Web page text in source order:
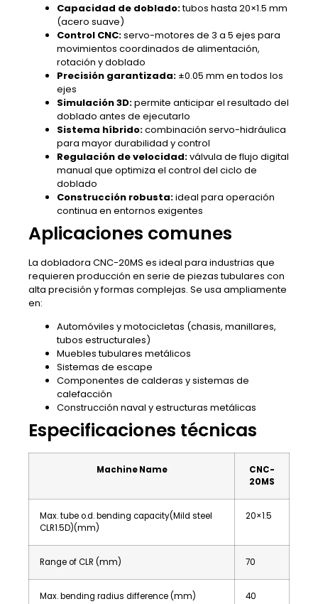
Capacidad de doblado:tubos hasta 20×1.5 mm
(acero suave)
Control CNC:servo-motores de 3 a 5 ejes para
movimientos coordinados de alimentación,
rotación y doblado
Precisión garantizada: ±0.05 mm en todos los
ejes
Simulación 3D:permite anticipar el resultado del
doblado antes de ejecutarlo
Sistema híbrido:combinación servo-hidráulica
para mayor durabilidad y control
Regulación de velocidad:válvula de flujo digital
manual que optimiza el control del ciclo de
doblado
Construcción robusta:ideal para operación
continua en entornos exigentes
Aplicaciones comunes
La dobladora CNC-20MS es ideal para industrias que
requieren producción en serie de piezas tubulares con
alta precisión y formas complejas. Se usa ampliamente
en:
Automóviles y motocicletas (chasis, manillares,
tubos estructurales)
Muebles tubulares metálicos
Sistemas de escape
Componentes de calderas y sistemas de
calefacción
Construcción naval y estructuras metálicas
Especificaciones técnicas
Machine Name
CNC-
20MS
Max. tube o.d. bending capacity(Mild steel
CLR1.5D)(mm)
20×1.5
Range of CLR (mm) 70
Max. bending radius difference (mm) 40